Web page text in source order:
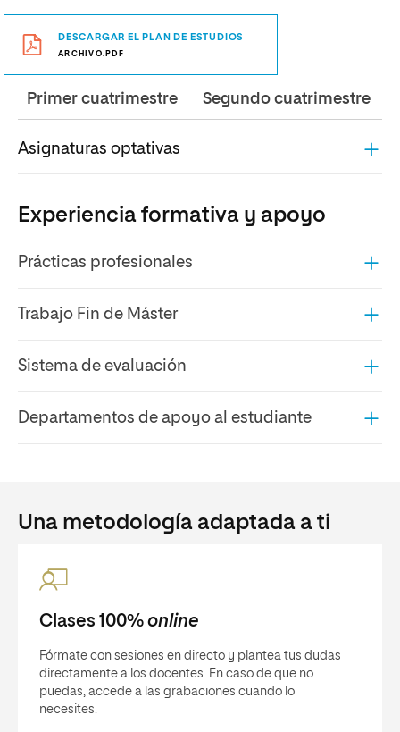
DESCARGAR EL PLAN DE ESTUDIOS
ARCHIVO.PDF
Primer cuatrimestre Segundo cuatrimestre
Asignaturas optativas
Experiencia formativa y apoyo
Prácticas profesionales
Trabajo Fin de Máster
Sistema de evaluación
Departamentos de apoyo al estudiante
Una metodología adaptada a ti
Clases 100% online
Fórmate con sesiones en directo y plantea tus dudas
directamente a los docentes. En caso de que no
puedas, accede a las grabaciones cuando lo
necesites.